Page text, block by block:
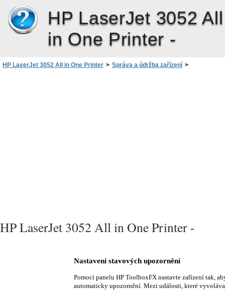
HP LaserJet 3052 All
in One Printer -
HP LaserJet 3052 All in One Printer > Správa a údržba zařízení >
HP LaserJet 3052 All in One Printer -
Nastavení stavových upozornění
Pomocí panelu HP ToolboxFX nastavte zařízení tak,
automaticky upozornění. Mezi události, které